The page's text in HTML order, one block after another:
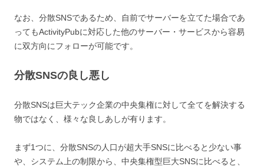
なお、分散SNSであるため、自前でサーバーを立てた場合であ
ってもActivityPubに対応した他のサーバー・サービスから容易
に双方向にフォローが可能です。
分散SNSの良し悪し
分散SNSは巨大テック企業の中央集権に対して全てを解決する
物ではなく、様々な良しあしが有ります。
まず1つに、分散SNSの人口が超大手SNSに比べると少ない事
や、システム上の制限から、中央集権型巨大SNSに比べると、